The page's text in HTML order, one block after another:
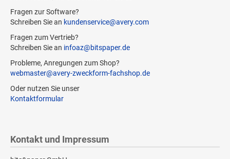
Fragen zur Software?
Schreiben Sie an kundenservice@avery.com
Fragen zum Vertrieb?
Schreiben Sie an infoaz@bitspaper.de
Probleme, Anregungen zum Shop?
webmaster@avery-zweckform-fachshop.de
Oder nutzen Sie unser
Kontaktformular
Kontakt und Impressum